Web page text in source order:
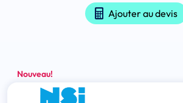
Ajouter au devis
Nouveau!